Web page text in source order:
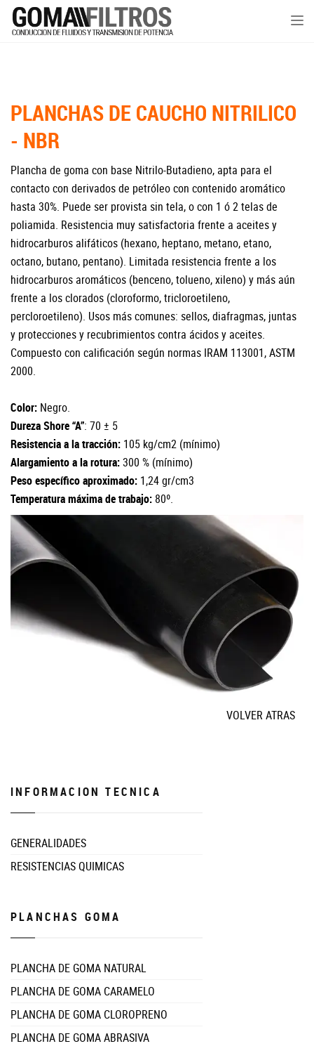
PLANCHAS DE CAUCHO NITRILICO
- NBR
Plancha de goma con base Nitrilo-Butadieno, apta para el
contacto con derivados de petróleo con contenido aromático
hasta 30%. Puede ser provista sin tela, o con 1 ó 2 telas de
poliamida. Resistencia muy satisfactoria frente a aceites y
hidrocarburos alifáticos (hexano, heptano, metano, etano,
octano, butano, pentano). Limitada resistencia frente a los
hidrocarburos aromáticos (benceno, tolueno, xileno) y más aún
frente a los clorados (cloroformo, tricloroetileno,
percloroetileno). Usos más comunes: sellos, diafragmas, juntas
y protecciones y recubrimientos contra ácidos y aceites.
Compuesto con calificación según normas IRAM 113001, ASTM
2000.
Color: Negro.
Dureza Shore “A”: 70 ± 5
Resistencia a la tracción: 105 kg/cm2 (mínimo)
Alargamiento a la rotura:300 % (mínimo)
Peso específico aproximado: 1,24 gr/cm3
Temperatura máxima de trabajo: 80º.
VOLVER ATRAS
INFORMACION TECNICA
GENERALIDADES
RESISTENCIAS QUIMICAS
PLANCHAS GOMA
PLANCHA DE GOMA NATURAL
PLANCHA DE GOMA CARAMELO
PLANCHA DE GOMA CLOROPRENO
PLANCHA DE GOMA ABRASIVA